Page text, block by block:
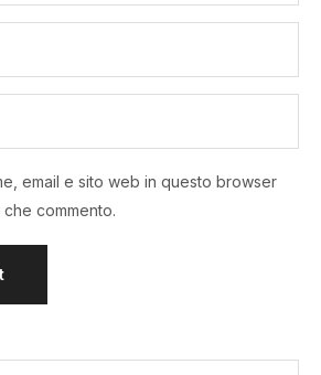
email e sito web in questo browser
commento.